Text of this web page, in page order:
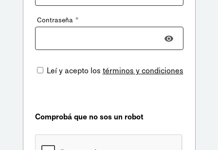
Contraseña *
Leí y acepto los términos y condiciones
Comprobá que no sos un robot